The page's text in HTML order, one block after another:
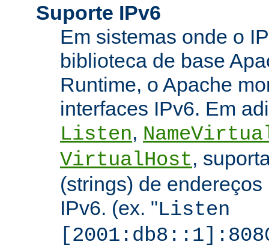
Suporte IPv6
Em sistemas onde o
biblioteca de base
Runtime, o Apache
interfaces IPv6. Em
Listen,
VirtualHost,
(strings) de
IPv6. (ex. "Listen